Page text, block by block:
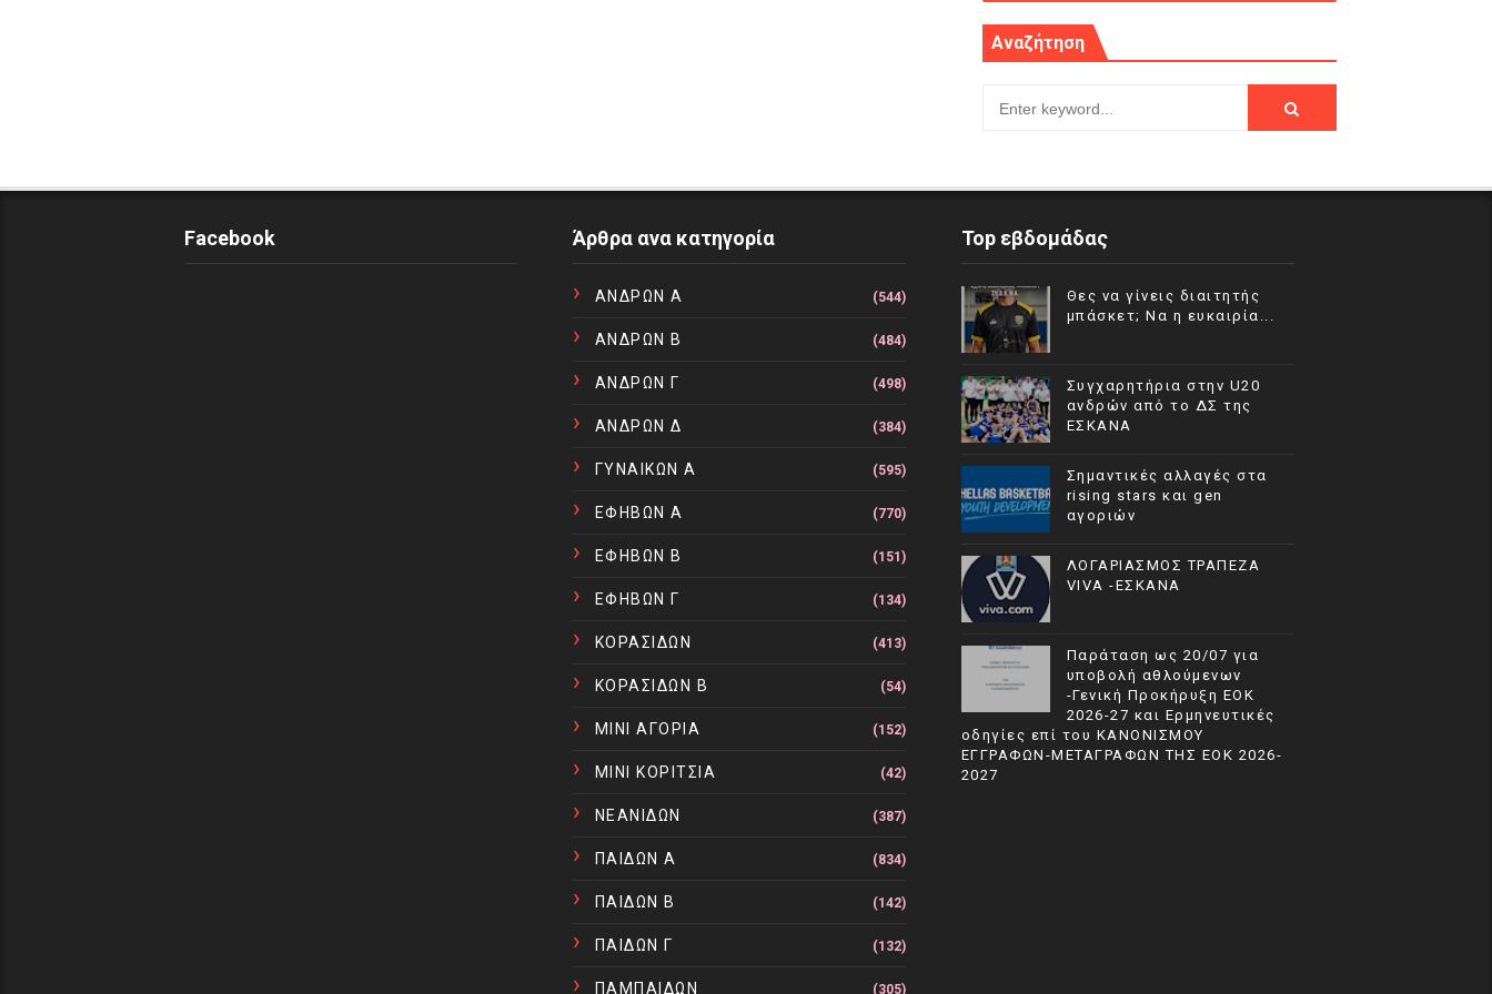
Αναζήτηση
Facebook Άρθρα ανα κατηγορία
ΑΝΔΡΩΝ Α (544)
ΑΝΔΡΩΝ Β (484)
ΑΝΔΡΩΝ Γ (498)
ΑΝΔΡΩΝ Δ (384)
ΓΥΝΑΙΚΩΝ Α (595)
ΕΦΗΒΩΝ Α (770)
ΕΦΗΒΩΝ Β (151)
ΕΦΗΒΩΝ Γ (134)
ΚΟΡΑΣΙΔΩΝ (413)
ΚΟΡΑΣΙΔΩΝ Β (54)
ΜΙΝΙ ΑΓΟΡΙΑ (152)
ΜΙΝΙ ΚΟΡΙΤΣΙΑ (42)
ΝΕΑΝΙΔΩΝ (387)
ΠΑΙΔΩΝ Α (834)
ΠΑΙΔΩΝ Β (142)
ΠΑΙΔΩΝ Γ (132)
ΠΑΜΠΑΙΔΩΝ (305)
Top εβδομάδας
Θες να γίνεις διαιτητής
μπάσκετ; Να η ευκαιρία...
Συγχαρητήρια στην U20
ανδρών από το ΔΣ της
ΕΣΚΑΝΑ
Σημαντικές αλλαγές στα
rising stars και gen
αγοριών
ΛΟΓΑΡΙΑΣΜΟΣ ΤΡΑΠΕΖΑ
VIVA -ΕΣΚΑΝΑ
Παράταση ως 20/07 για
υποβολή αθλούμενων
-Γενική Προκήρυξη ΕΟΚ
2026-27 και Ερμηνευτικές
οδηγίες επί του ΚΑΝΟΝΙΣΜΟΥ
ΕΓΓΡΑΦΩΝ-ΜΕΤΑΓΡΑΦΩΝ ΤΗΣ ΕΟΚ 2026-
2027